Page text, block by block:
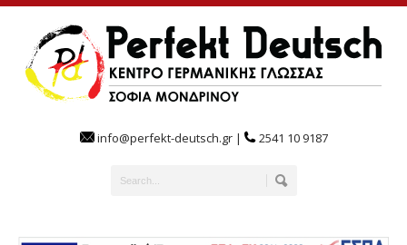
info@perfekt-deutsch.gr | 2541 10 9187